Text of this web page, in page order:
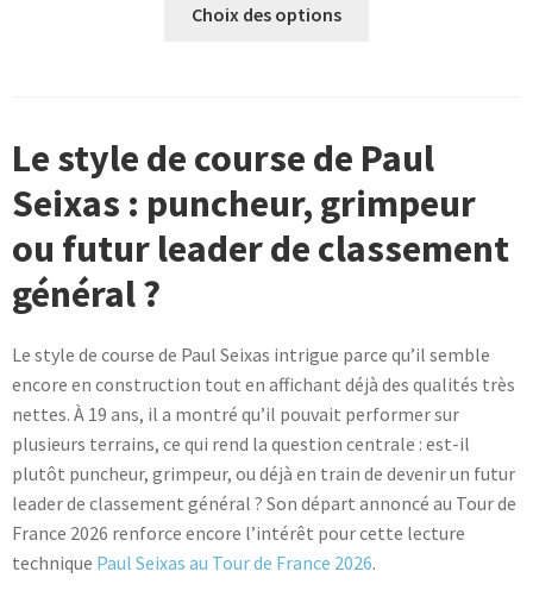
Choix des options
Les
options
peuvent
être
choisies
page
du
produit
Le style de course de Paul
Seixas : puncheur, grimpeur
ou futur leader de classement
général ?
Le style de course de Paul Seixas intrigue parce qu’il semble
encore en construction tout en affichant déjà des qualités très
nettes. À 19 ans, il a montré qu’il pouvait performer sur
plusieurs terrains, ce qui rend la question centrale : est-il
plutôt puncheur, grimpeur, ou déjà en train de devenir un futur
leader de classement général ? Son départ annoncé au Tour de
France 2026 renforce encore l’intérêt pour cette lecture
technique Paul Seixas au Tour de France 2026.